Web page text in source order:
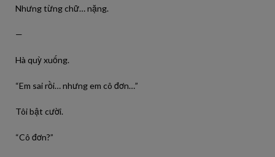
Nhưng từng chữ… nặng.
—
Hà quỳ xuống.
“Em sai rồi… nhưng em cô đơn…”
Tôi bật cười.
“Cô đơn?”